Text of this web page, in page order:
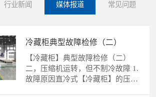
行业新闻 媒体报道 常见问题
冷藏柜典型故障检修（二）
【冷藏柜】典型故障检修（二）
二，压缩机运转，但不制冷故障 1.
故障原因直冷式【冷藏柜】的压缩